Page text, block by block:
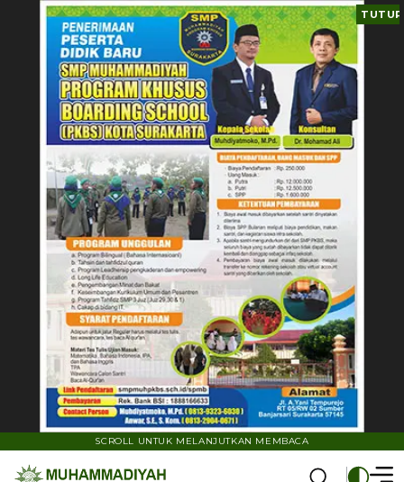
TUTUP
SCROLL UNTUK MELANJUTKAN MEMBACA